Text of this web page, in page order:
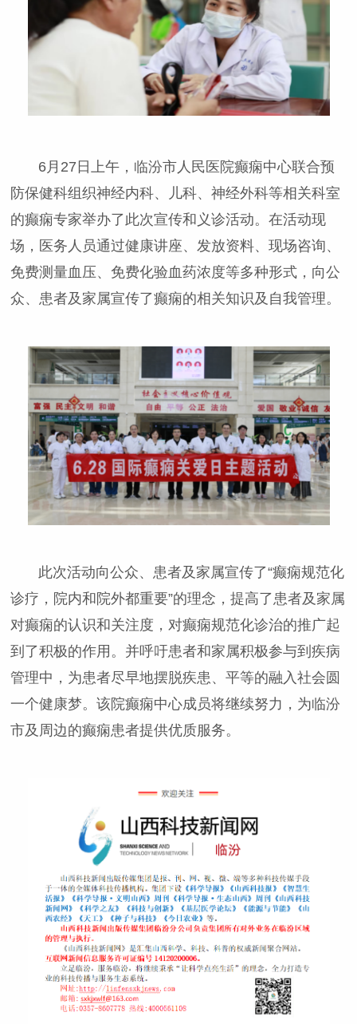
6月27日上午，临汾市人民医院癫痫中心联合预
防保健科组织神经内科、儿科、神经外科等相关科室
的癫痫专家举办了此次宣传和义诊活动。在活动现
场，医务人员通过健康讲座、发放资料、现场咨询、
免费测量血压、免费化验血药浓度等多种形式，向公
众、患者及家属宣传了癫痫的相关知识及自我管理。
此次活动向公众、患者及家属宣传了“癫痫规范化
诊疗，院内和院外都重要”的理念，提高了患者及家属
对癫痫的认识和关注度，对癫痫规范化诊治的推广起
到了积极的作用。并呼吁患者和家属积极参与到疾病
管理中，为患者尽早地摆脱疾患、平等的融入社会圆
一个健康梦。该院癫痫中心成员将继续努力，为临汾
市及周边的癫痫患者提供优质服务。